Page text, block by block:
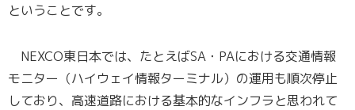
ということです。
NEXCO東日本では、たとえばSA・PAにおける交通情報
モニター（ハイウェイ情報ターミナル）の運用も順次停止
しており、高速道路における基本的なインフラと思われて